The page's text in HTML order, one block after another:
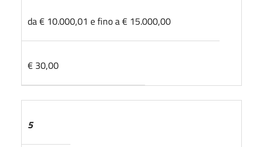
da € 10.000,01 e fino a € 15.000,00
€ 30,00
5